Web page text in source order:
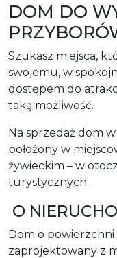
DOM DO
Szukasz miejsca,
swojemu, w
dostępem do
taką możliwość.
Na sprzedaż dom
położony w
żywieckim – w
turystycznych.
O
Dom o
zaprojektowany z